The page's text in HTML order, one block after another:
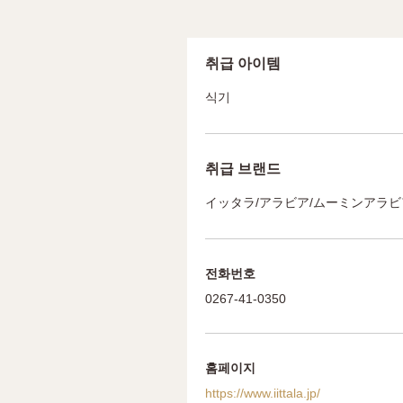
취급 아이템
식기
취급 브랜드
イッタラ/アラビア/ムーミンアラ
전화번호
0267-41-0350
홈페이지
https://www.iittala.jp/